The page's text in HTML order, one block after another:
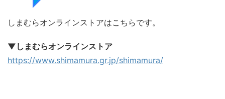
しまむらオンラインストアはこちらです。
▼しまむらオンラインストア
https://www.shimamura.gr.jp/shimamura/